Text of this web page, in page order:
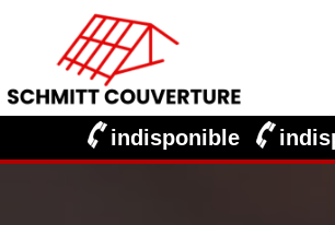
indisponible